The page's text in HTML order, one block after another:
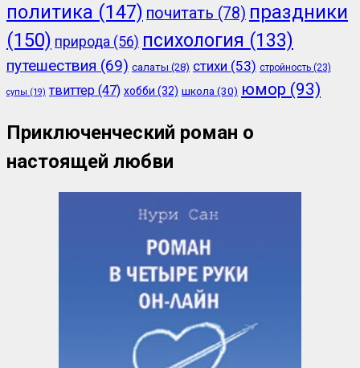
политика (147) почитать (78) праздники
(150) природа (56) психология (133)
путешествия (69) салаты (28) стихи (53) стройность (23)
супы (19) твиттер (47) хобби (32) школа (30) юмор (93)
Приключенческий роман о
настоящей любви